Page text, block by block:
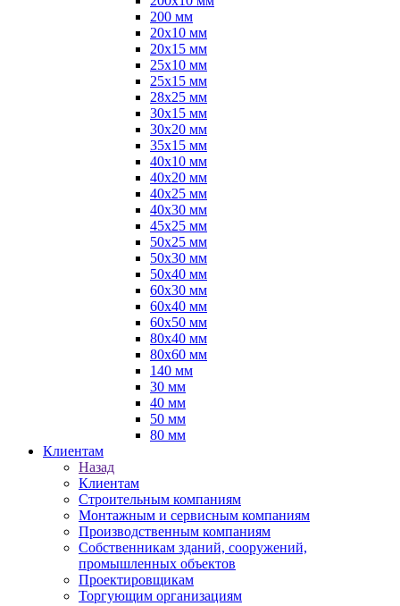
200 мм
20х10 мм
20х15 мм
25х10 мм
25х15 мм
28х25 мм
30х15 мм
30х20 мм
35х15 мм
40х10 мм
40х20 мм
40х25 мм
40х30 мм
45х25 мм
50х25 мм
50х30 мм
50х40 мм
60х30 мм
60х40 мм
60х50 мм
80х40 мм
80х60 мм
140 мм
30 мм
40 мм
50 мм
80 мм
Клиентам
Назад
Клиентам
Строительным компаниям
Монтажным и сервисным компаниям
Производственным компаниям
Собственникам зданий, сооружений,
промышленных объектов
Проектировщикам
Торгующим организациям